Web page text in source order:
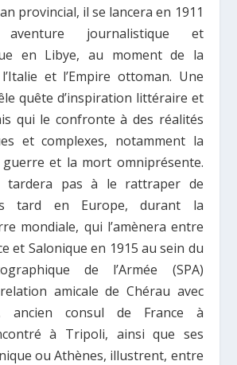
provincial, il se lancera en 1911
journalistique et
en Libye, au moment de la
et l’Empire ottoman. Une
quête d’inspiration littéraire et
qui le confronte à des réalités
et complexes, notamment la
guerre et la mort omniprésente.
tardera pas à le rattraper de
tard en Europe, durant la
mondiale, qui l’amènera entre
et Salonique en 1915 au sein du
de l’Armée (SPA)
amicale de Chérau avec
ancien consul de France à
à Tripoli, ainsi que ses
ou Athènes, illustrent, entre